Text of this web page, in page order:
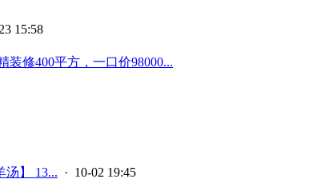
15:58
修400平方，一口价98000...
汤】 13... · 10-02 19:45